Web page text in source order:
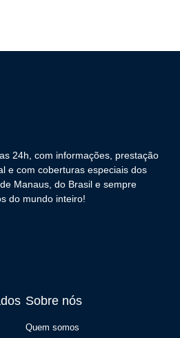
24h, com informações, prestação
e com coberturas especiais dos
Manaus, do Brasil e sempre
do mundo inteiro!
Sobre nós
Quem somos